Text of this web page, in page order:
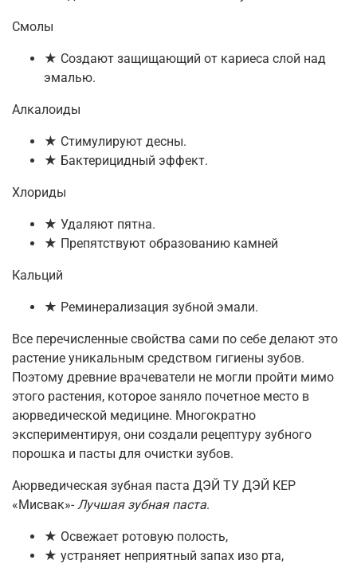
Смолы
★ Создают защищающий от кариеса слой над
эмалью.
Алкалоиды
★ Стимулируют десны.
★ Бактерицидный эффект.
Хлориды
★ Удаляют пятна.
★ Препятствуют образованию камней
Кальций
★ Реминерализация зубной эмали.
Все перечисленные свойства сами по себе делают это
растение уникальным средством гигиены зубов.
Поэтому древние врачеватели не могли пройти мимо
этого растения, которое заняло почетное место в
аюрведической медицине. Многократно
экспериментируя, они создали рецептуру зубного
порошка и пасты для очистки зубов.
Аюрведическая зубная паста ДЭЙ ТУ ДЭЙ КЕР
«Мисвак»- Лучшая зубная паста.
★ Освежает ротовую полость,
★ устраняет неприятный запах изо рта,